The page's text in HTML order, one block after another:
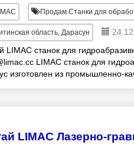
Продам Станки для
область, Дарасун
LIMAC станок для
LIMAC станок для
изготовлен из промышленно-